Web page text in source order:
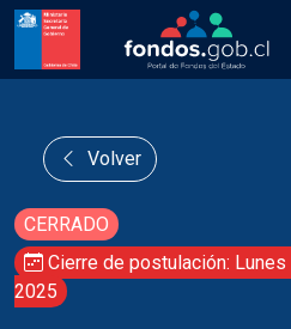
Volver
CERRADO
Cierre de postulación:
2025